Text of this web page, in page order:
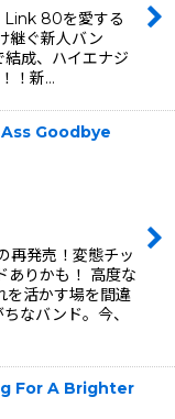
80を愛する
継ぐ新人バン
成、ハイエナジ
！新…
Goodbye
再発売！変態チッ
ありかも！ 高度な
を活かす場を間違
なバンド。今、
For A Brighter